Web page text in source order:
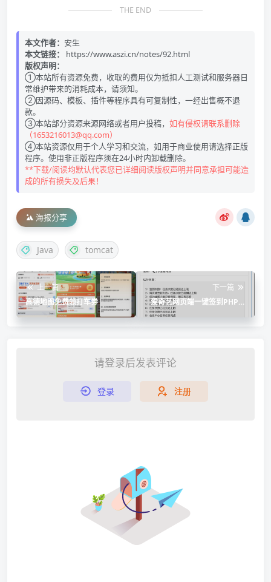
THE END
本文作者： 安生
本文链接：
https://www.aszi.cn/notes/92.html
版权声明：
①本站所有资源免费，收取的费用仅为抵扣人工测试和服务器日
常维护带来的消耗成本，请须知。
②因源码、模板、插件等程序具有可复制性，一经出售概不退
款。
③本站部分资源来源网络或者用户投稿， 如有侵权请联系删除
（1653216013@qq.com）
④本站资源仅用于个人学习和交流，如用于商业使用请选择正版
程序。使用非正版程序须在24小时内卸载删除。
**下载/阅读均默认代表您已详细阅读版权声明并同意承担可能造
成的所有损失及后果！
海报分享
Java tomcat
上一篇
高德地图免费领打车劵
下一篇
爱奇艺网页端一键签到PHP源
请登录后发表评论
登录 注册